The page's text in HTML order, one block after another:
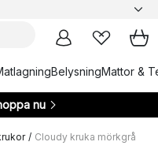
BelysningMattor &
nu
/ Cloudy kruka mörkgrå